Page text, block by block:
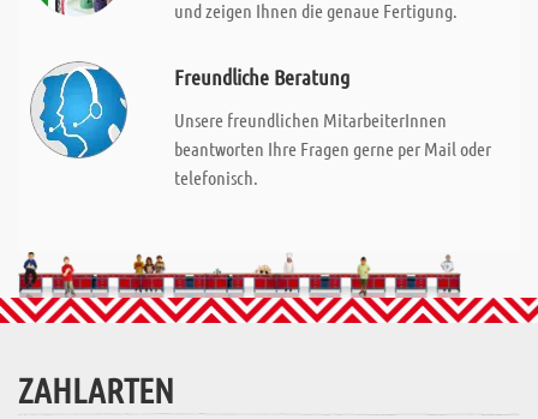
und zeigen Ihnen die genaue Fertigung.
Freundliche Beratung
Unsere freundlichen MitarbeiterInnen
beantworten Ihre Fragen gerne per Mail oder
telefonisch.
ZAHLARTEN